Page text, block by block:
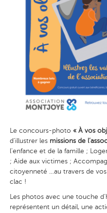
Le concours-photo « À vos
d’illustrer les missions de
l’enfance et de la famille ;
; Aide aux victimes ;
citoyenneté …au travers de
clac !
Les photos avec une touche
représentent un détail, une